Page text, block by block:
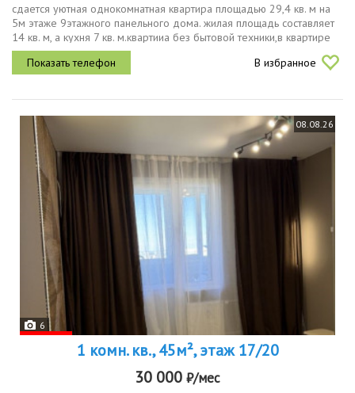
сдается уютная однокомнатная квартира площадью 29,4 кв. м на
5м этаже 9этажного панельного дома. жилая площадь составляет
14 кв. м, а кухня 7 кв. м.квартииа без бытовой техники,в квартире
имеется шкаф 3 створчатый, тумба под телевизор, кухонный...
В избранное
08.08.26
6
1 комн. кв., 45м², этаж 17/20
30 000 ₽/мес